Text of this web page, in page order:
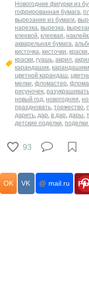
Новогодние фигурки из
гофрированная бумага,
вырезание из бумаги,
нарезка, вырезка,
клеевой, клеевая,
акварельная бумага,
кисточка, кисточки, краски,
краски, гуашь, акрил,
карандашик, карандашики
цветной карандаш,
мелки, фломастер,
рисуночек, разукрашивать
новый год, новогодняя,
праздновать, торжество,
дарить, дар, в дар, дары,
детские поделки,
93
OK VK @ mail.ru